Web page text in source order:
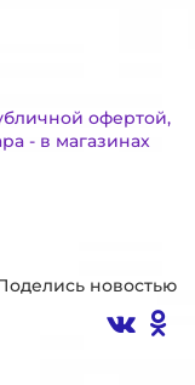
офертой,
- в магазинах
новостью